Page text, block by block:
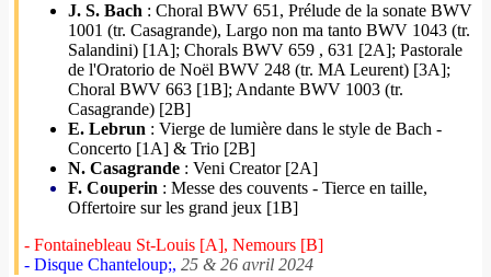
J. S. Bach : Choral BWV 651, Prélude de la sonate BWV
1001 (tr. Casagrande), Largo non ma tanto BWV 1043 (tr.
Salandini) [1A]; Chorals BWV 659 , 631 [2A]; Pastorale
de l'Oratorio de Noël BWV 248 (tr. MA Leurent) [3A];
Choral BWV 663 [1B]; Andante BWV 1003 (tr.
Casagrande) [2B]
E. Lebrun : Vierge de lumière dans le style de Bach -
Concerto [1A] & Trio [2B]
N. Casagrande : Veni Creator [2A]
F. Couperin : Messe des couvents - Tierce en taille,
Offertoire sur les grand jeux [1B]
- Fontainebleau St-Louis [A], Nemours [B]
- Disque Chanteloup;, 25 & 26 avril 2024